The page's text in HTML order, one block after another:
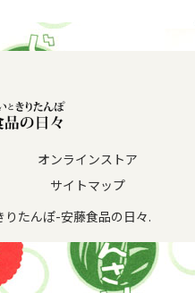
オンラインストア
サイトマップ
たんぽ-安藤食品の日々.